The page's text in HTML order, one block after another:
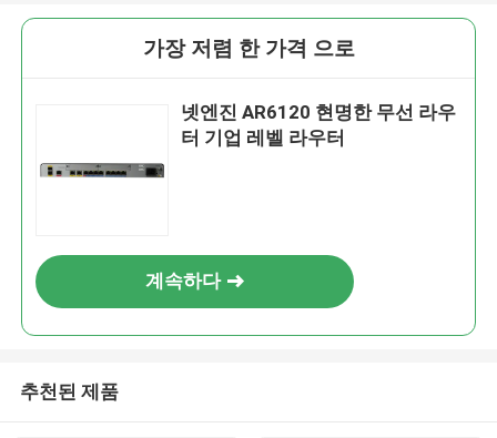
가장 저렴 한 가격 으로
넷엔진 AR6120 현명한 무선 라우
터 기업 레벨 라우터
계속하다
추천된 제품